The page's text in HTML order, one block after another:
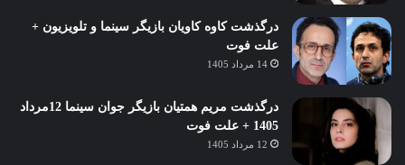
درگذشت کاوه کاویان بازیگر سینما و تلویزیون +
علت فوت
14 مرداد 1405
درگذشت مریم همتیان بازیگر جوان سینما 12مرداد
1405 + علت فوت
12 مرداد 1405